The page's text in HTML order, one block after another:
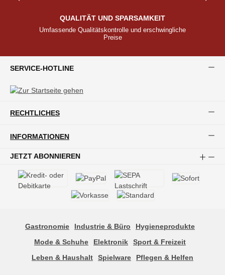
QUALITÄT UND SPARSAMKEIT
Umfassende Qualitätskontrolle und erschwingliche
Preise
SERVICE-HOTLINE
RECHTLICHES
INFORMATIONEN
JETZT ABONNIEREN
Gastronomie Industrie & Büro
Hygieneprodukte
Mode & Schuhe
Elektronik
Sport & Freizeit
Leben & Haushalt
Spielware Pflegen & Helfen